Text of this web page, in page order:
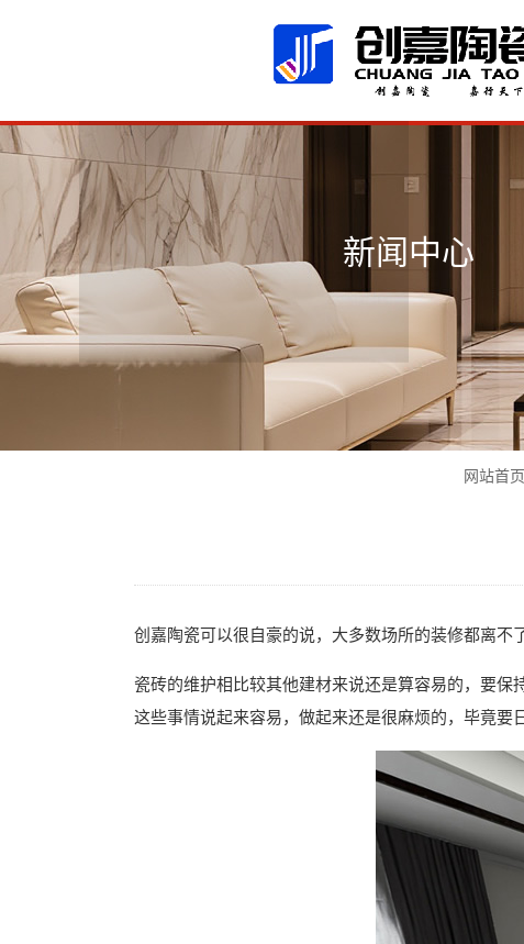
新闻中心
网站首页
创嘉陶瓷可以很自豪的说，大多数场所的装修都离不
瓷砖的维护相比较其他建材来说还是算容易的，要
这些事情说起来容易，做起来还是很麻烦的，毕竟要